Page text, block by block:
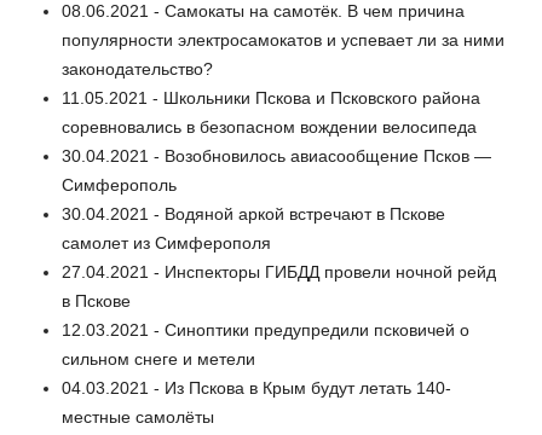
08.06.2021 - Самокаты на самотёк. В чем причина
популярности электросамокатов и успевает ли за ними
законодательство?
11.05.2021 - Школьники Пскова и Псковского района
соревновались в безопасном вождении велосипеда
30.04.2021 - Возобновилось авиасообщение Псков —
Симферополь
30.04.2021 - Водяной аркой встречают в Пскове
самолет из Симферополя
27.04.2021 - Инспекторы ГИБДД провели ночной рейд
в Пскове
12.03.2021 - Синоптики предупредили псковичей о
сильном снеге и метели
04.03.2021 - Из Пскова в Крым будут летать 140-
местные самолёты